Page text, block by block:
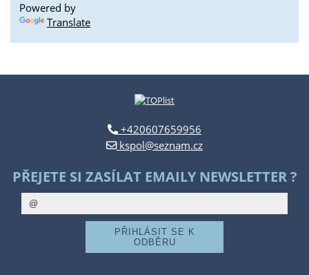
Powered by
Translate
+420607659956
kspol@seznam.cz
PŘEJETE SI ZASÍLAT EMAILY NEWSLETTER ?